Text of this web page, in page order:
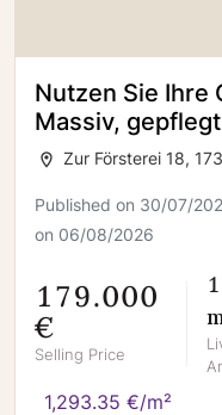
Nutzen Sie Ihre
Massiv,
super ruhiger
Zur Försterei 18,
Published on 30/07/
on 06/08/2026
179.000
€
Selling Price
1,293.35 €/m²